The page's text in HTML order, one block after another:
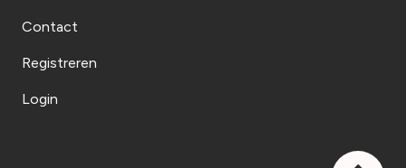
Contact
Registreren
Login